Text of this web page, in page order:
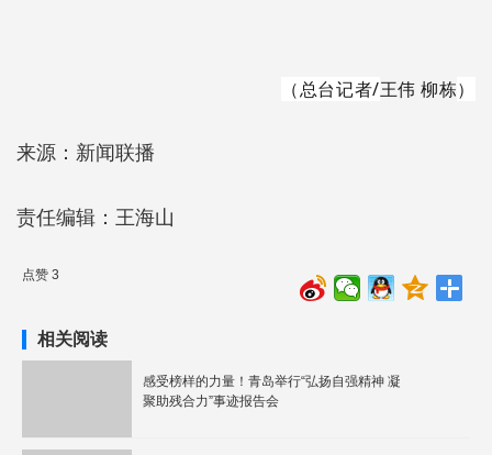
（总台记者/王伟 柳栋）
来源：新闻联播
责任编辑：王海山
点赞 3
相关阅读
感受榜样的力量！青岛举行“弘扬自强精神 凝
聚助残合力”事迹报告会